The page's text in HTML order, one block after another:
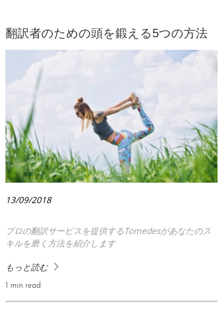
翻訳者のための頭を鍛える5つの方法
13/09/2018
プロの翻訳サービスを提供するTomedesがあなたのス
キルを磨く方法を紹介します
もっと読む
1 min read